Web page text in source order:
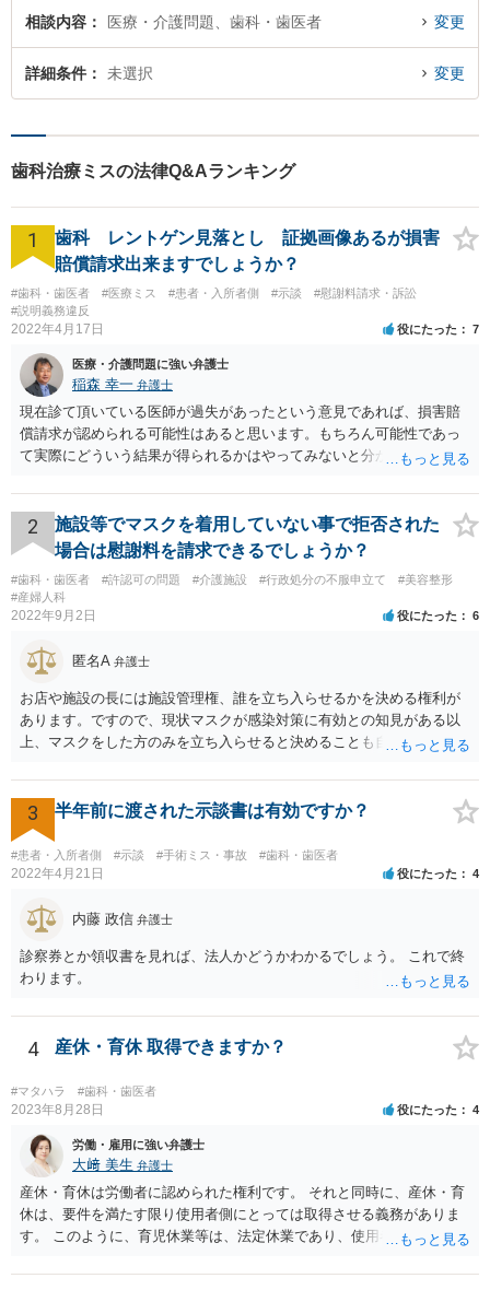
相談内容 医療・介護問題、歯科・歯医者 変更
詳細条件 未選択 変更
歯科治療ミスの法律Q&Aランキング
1
歯科 レントゲン見落とし 証拠画像あるが損害
賠償請求出来ますでしょうか？
#歯科・歯医者 #医療ミス #患者・入所者側 #示談
#慰謝料請求・訴訟
#説明義務違反
2022年4月17日 役にたった 7
医療・介護問題に強い弁護士
稲森 幸一 弁護士
現在診て頂いている医師が過失があったという意見であれば、損害賠
償請求が認められる可能性はあると思います。もちろん可能性であっ
て実際にどういう結果が得られるかはやってみないと分かりません
療費や精神的苦痛を受けた分の慰謝料や仕事に影響があれば休業損害
などが考えられます。 頑張ってください。
2
施設等でマスクを着用していない事で拒否された
場合は慰謝料を請求できるでしょうか？
#歯科・歯医者 #許認可の問題 #介護施設 #行政処分の不服申立て
#美容整形
#産婦人科
2022年9月2日 役にたった 6
匿名A 弁護士
お店や施設の長には施設管理権、誰を立ち入らせるかを決める権利が
あります。ですので、現状マスクが感染対策に有効との知見がある以
上、マスクをした方のみを立ち入らせると決めることも自由であり、
など公益的な側面のある業種ですと、公衆浴場法など各種業法で定め
られた理由以外での利用拒否は禁止されていますし、公の施設でもマ
スクなしだけでの利用拒否は問題となりえますが、民間のお店に対し
ては慰謝料の請求は認められないと考えられます。
3 半年前に渡された示談書は有効ですか？
#患者・入所者側 #示談 #手術ミス・事故 #歯科・歯医者
2022年4月21日 役にたった 4
内藤 政信 弁護士
診察券とか領収書を見れば、法人かどうかわかるでしょう。 これで終
わります。
4 産休・育休 取得できますか？
#マタハラ #歯科・歯医者
2023年8月28日 役にたった 4
労働・雇用に強い弁護士
大﨑 美生 弁護士
産休・育休は労働者に認められた権利です。 それと同時に、産休・育
休は、要件を満たす限り使用者側にとっては取得させる義務がありま
す。 このように、育児休業等は、法定休業であり、使用者側で任意に
って、産休・育休を認めないということはできません。 ただし、残念